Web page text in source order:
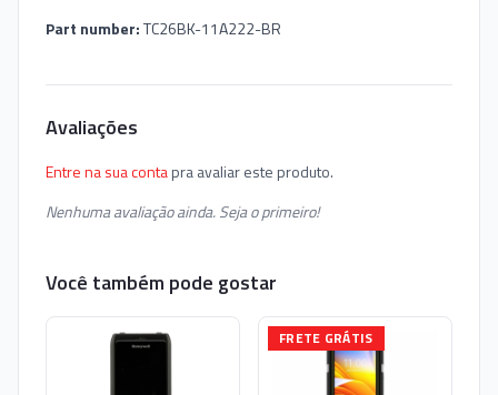
Part number:TC26BK-11A222-BR
Avaliações
Entre na sua contapra avaliar este produto.
Nenhuma avaliação ainda. Seja o primeiro!
Você também pode gostar
FRETE GRÁTIS